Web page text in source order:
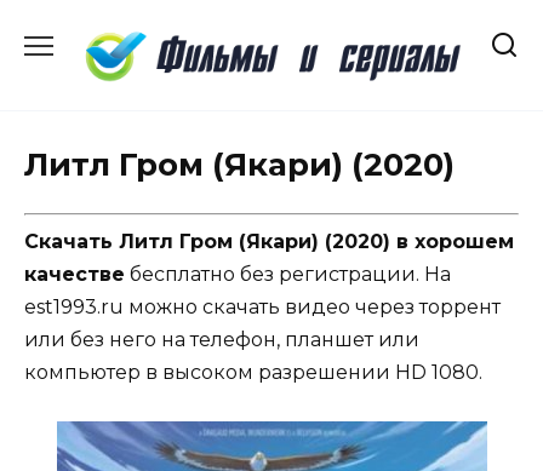
содержанию
Литл Гром (Якари) (2020)
Скачать Литл Гром (Якари) (2020) в хорошем
качестве бесплатно без регистрации. На
est1993.ru можно скачать видео через торрент
или без него на телефон, планшет или
компьютер в высоком разрешении HD 1080.